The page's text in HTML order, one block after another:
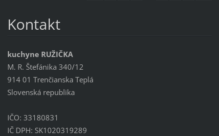
Kontakt
kuchyne RUŽIČKA
M. R. Štefánika 340/12
914 01 Trenčianska Teplá
Slovenská republika
IČO: 33180831
IČ DPH: SK1020319289